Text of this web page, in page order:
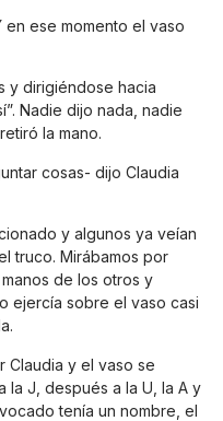
en ese momento el vaso
y dirigiéndose hacia
Nadie dijo nada, nadie
la mano.
cosas- dijo Claudia
y algunos ya veían
truco. Mirábamos por
de los otros y
ejercía sobre el vaso casi
Claudia y el vaso se
la J, después a la U, la A y
tenía un nombre, el